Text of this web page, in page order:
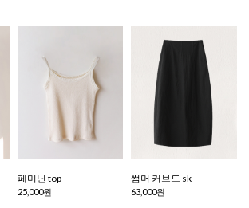
페미닌 top
25,000원
썸머 커브드 sk
63,000원